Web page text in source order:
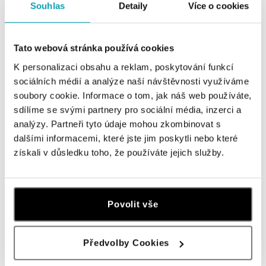
Souhlas Detaily Více o cookies
Tato webová stránka používá cookies
K personalizaci obsahu a reklam, poskytování funkcí
sociálních médií a analýze naší návštěvnosti využíváme
soubory cookie. Informace o tom, jak náš web používáte,
sdílíme se svými partnery pro sociální média, inzerci a
analýzy. Partneři tyto údaje mohou zkombinovat s
dalšími informacemi, které jste jim poskytli nebo které
získali v důsledku toho, že používáte jejich služby.
Povolit vše
Předvolby Cookies
Jantarová 3344/4, 702 00 Ostrava-Moravská Ostrava
tel.: +420 603 166 013, +420 603 565 187
ALO diamonds OC Nový Smíchov, Praha 5
Plzeňská 8, 150 00 Praha 5 - Smíchov
tel.: +420 603 192 388, +420 733 546 889
dnes otevřeno do 21:00
ALO diamonds OC Olympia, Brno
U Dálnice 777, 664 42 Modřice
Náměstí Republiky 1, 110 00 Praha 1 - Nové Město
tel.: +420 736 501 900, +420 739 685 559